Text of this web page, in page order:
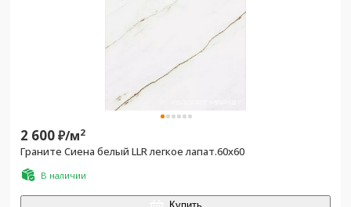
2 600₽/м2
Граните Сиена белый LLR легкое лапат.60x60
В наличии